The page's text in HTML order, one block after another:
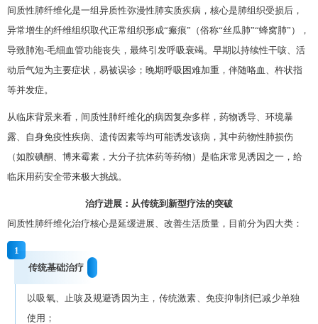
间质性肺纤维化是一组异质性弥漫性肺实质疾病，核心是肺组织受损后，
异常增生的纤维组织取代正常组织形成“瘢痕”（俗称“丝瓜肺”“蜂窝肺”），
导致肺泡-毛细血管功能丧失，最终引发呼吸衰竭。早期以持续性干咳、活
动后气短为主要症状，易被误诊；晚期呼吸困难加重，伴随咯血、杵状指
等并发症。
从临床背景来看，间质性肺纤维化的病因复杂多样，药物诱导、环境暴
露、自身免疫性疾病、遗传因素等均可能诱发该病，其中药物性肺损伤
（如胺碘酮、博来霉素，大分子抗体药等药物）是临床常见诱因之一，给
临床用药安全带来极大挑战。
治疗进展：从传统到新型疗法的突破
间质性肺纤维化治疗核心是延缓进展、改善生活质量，目前分为四大类：
1
传统基础治疗
以吸氧、止咳及规避诱因为主，传统激素、免疫抑制剂已减少单独
使用；